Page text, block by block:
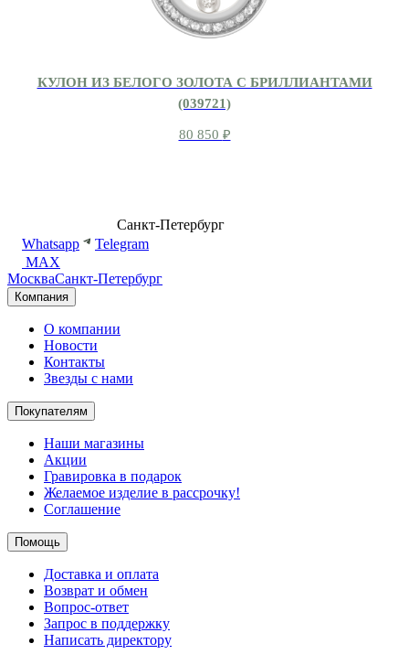
КУЛОН ИЗ БЕЛОГО ЗОЛОТА С БРИЛЛИАНТАМИ
(039721)
80 850 ₽
Санкт-Петербург
Whatsapp
Telegram
MAX
МоскваСанкт-Петербург
Компания
О компании
Новости
Контакты
Звезды с нами
Покупателям
Наши магазины
Акции
Гравировка в подарок
Желаемое изделие в рассрочку!
Соглашение
Помощь
Доставка и оплата
Возврат и обмен
Вопрос-ответ
Запрос в поддержку
Написать директору